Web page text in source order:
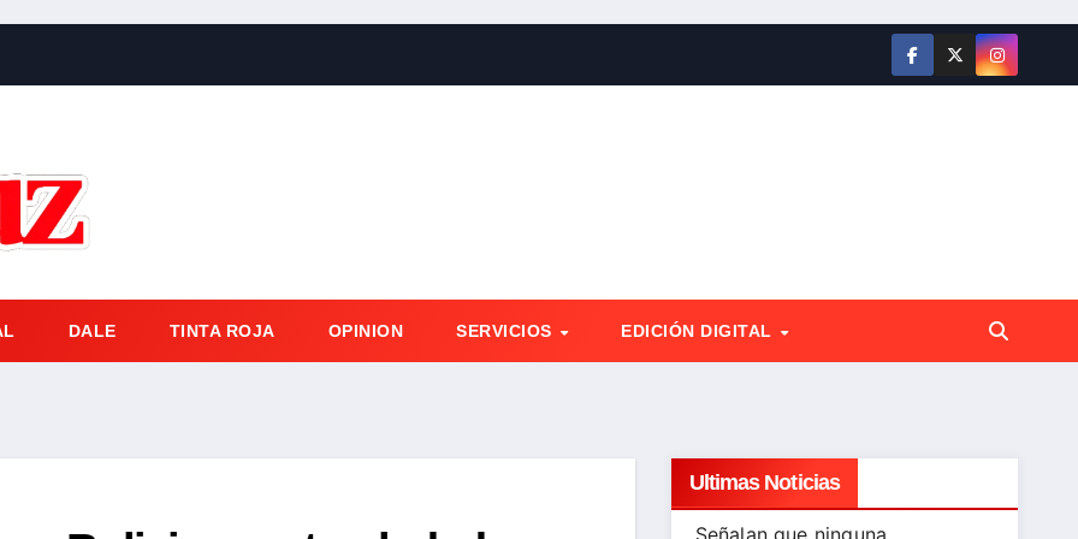
DALE TINTA ROJA OPINION SERVICIOS EDICIÓN DIGITAL
Ultimas Noticias